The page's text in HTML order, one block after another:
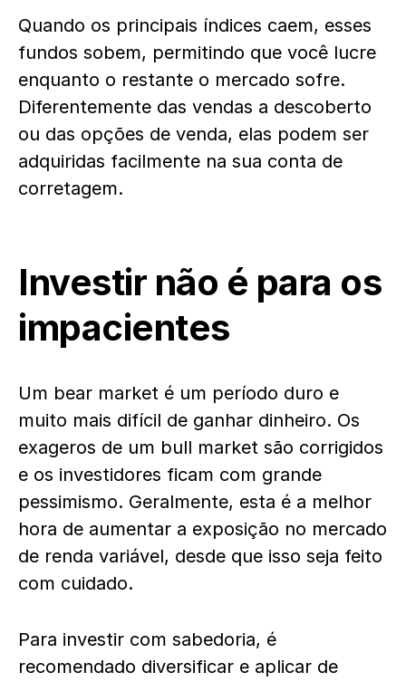
Quando os principais índices caem, esses
fundos sobem, permitindo que você lucre
enquanto o restante o mercado sofre.
Diferentemente das vendas a descoberto
ou das opções de venda, elas podem ser
adquiridas facilmente na sua conta de
corretagem.
Investir não é para os
impacientes
Um bear market é um período duro e
muito mais difícil de ganhar dinheiro. Os
exageros de um bull market são corrigidos
e os investidores ficam com grande
pessimismo. Geralmente, esta é a melhor
hora de aumentar a exposição no mercado
de renda variável, desde que isso seja feito
com cuidado.
Para investir com sabedoria, é
recomendado diversificar e aplicar de